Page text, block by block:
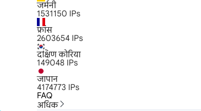
जर्मनी
1531150 IPs
फ्रांस
2603654 IPs
दक्षिण कोरिया
149048 IPs
जापान
4174773 IPs
FAQ
अधिक